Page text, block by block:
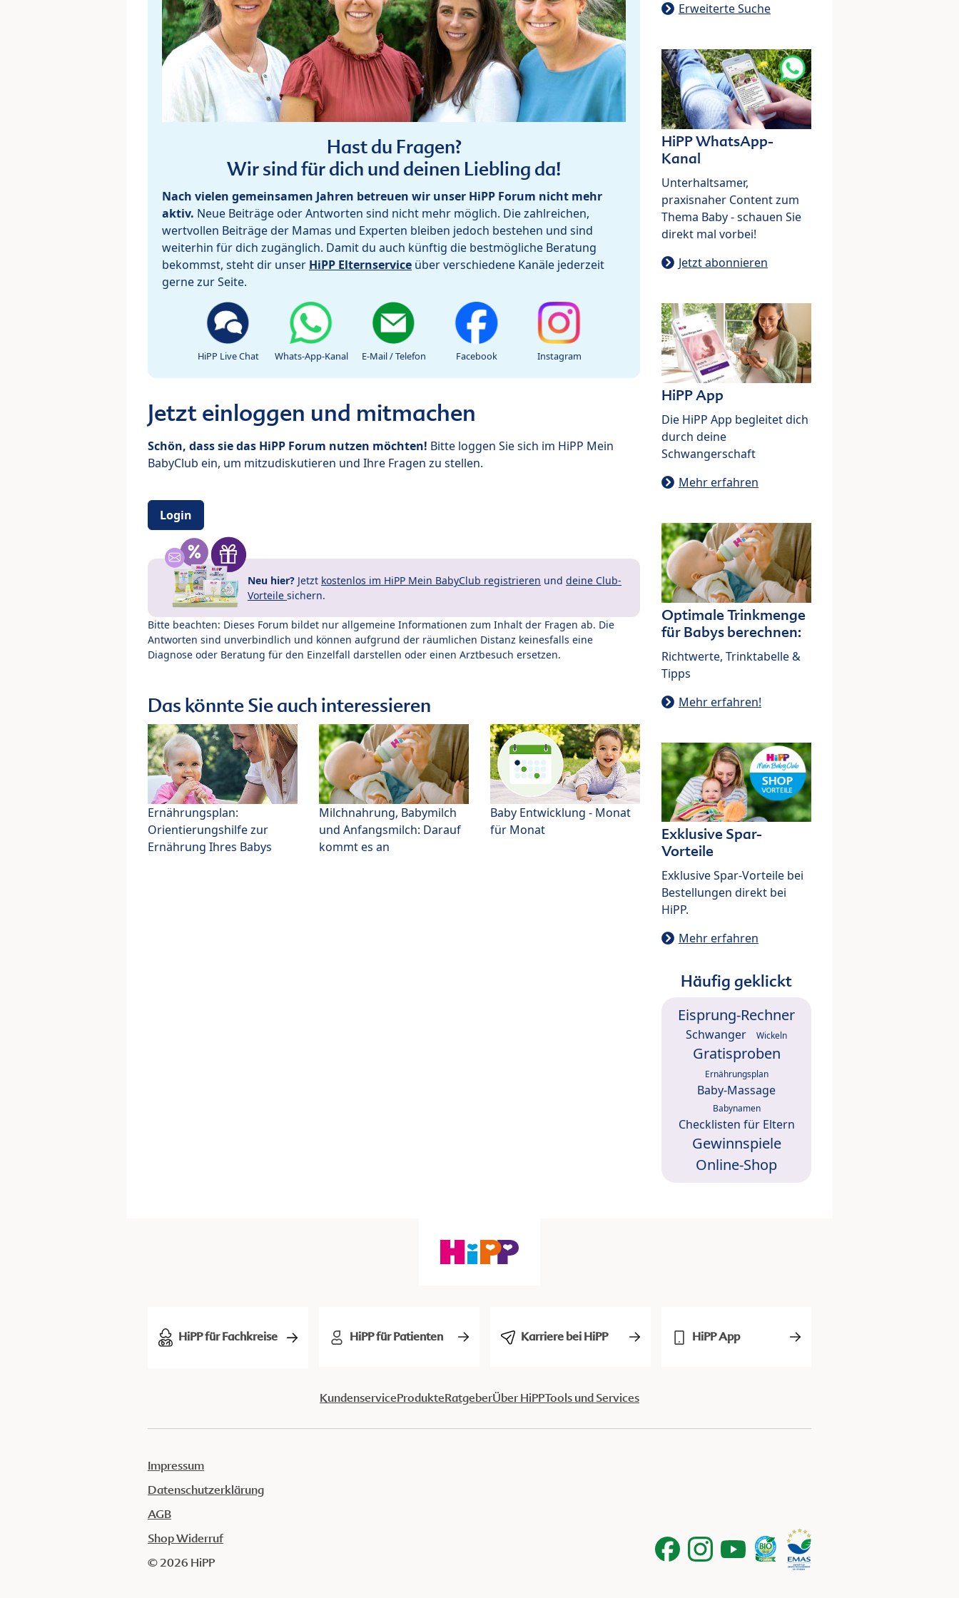
Hast du Fragen?
Wir sind für dich und deinen Liebling da!
Nach vielen gemeinsamen Jahren betreuen wir unser HiPP Forum nicht mehr
aktiv. Neue Beiträge oder Antworten sind nicht mehr möglich. Die zahlreichen,
wertvollen Beiträge der Mamas und Experten bleiben jedoch bestehen und sind
weiterhin für dich zugänglich. Damit du auch künftig die bestmögliche Beratung
bekommst, steht dir unser HiPP Elternservice über verschiedene Kanäle jederzeit
gerne zur Seite.
HiPP Live Chat Whats-App-Kanal E-Mail / Telefon Facebook Instagram
Jetzt einloggen und mitmachen
Schön, dass sie das HiPP Forum nutzen möchten! Bitte loggen Sie sich im HiPP Mein
BabyClub ein, um mitzudiskutieren und Ihre Fragen zu stellen.
Login
Neu hier? Jetzt kostenlos im HiPP Mein BabyClub registrieren und deine Club-
Vorteile sichern.
Bitte beachten: Dieses Forum bildet nur allgemeine Informationen zum Inhalt der Fragen ab. Die
Antworten sind unverbindlich und können aufgrund der räumlichen Distanz keinesfalls eine
Diagnose oder Beratung für den Einzelfall darstellen oder einen Arztbesuch ersetzen.
Das könnte Sie auch interessieren
Ernährungsplan:
Orientierungshilfe zur
Ernährung Ihres Babys
Milchnahrung, Babymilch
und Anfangsmilch: Darauf
kommt es an
Baby Entwicklung - Monat
für Monat
Erweiterte Suche
HiPP WhatsApp-
Kanal
Unterhaltsamer,
praxisnaher Content zum
Thema Baby - schauen Sie
direkt mal vorbei!
Jetzt abonnieren
HiPP App
Die HiPP App begleitet dich
durch deine
Schwangerschaft
Mehr erfahren
Optimale Trinkmenge
für Babys berechnen:
Richtwerte, Trinktabelle &
Tipps
Mehr erfahren!
Exklusive Spar-
Vorteile
Exklusive Spar-Vorteile bei
Bestellungen direkt bei
HiPP.
Mehr erfahren
Häufig geklickt
Eisprung-Rechner
Schwanger Wickeln
Gratisproben
Ernährungsplan
Baby-Massage
Babynamen
Checklisten für Eltern
Gewinnspiele
Online-Shop
HiPP für Fachkreise HiPP für Patienten Karriere bei HiPP HiPP App
KundenserviceProdukteRatgeberÜber HiPPTools und Services
Impressum
Datenschutzerklärung
AGB
Shop Widerruf
© 2026 HiPP